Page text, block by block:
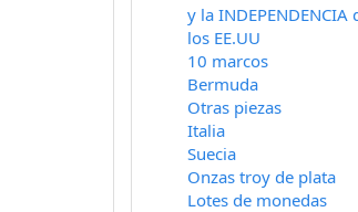
y la INDEPENDENCIA
los EE.UU
10 marcos
Bermuda
Otras piezas
Italia
Suecia
Onzas troy de plata
Lotes de monedas